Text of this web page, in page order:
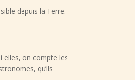
depuis la Terre.
elles, on compte les
qu’ils